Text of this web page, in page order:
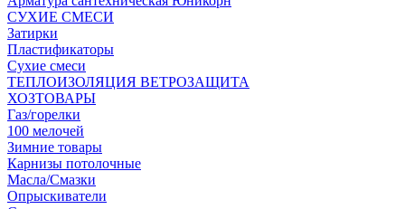
СУХИЕ СМЕСИ
Затирки
Пластификаторы
Сухие смеси
ТЕПЛОИЗОЛЯЦИЯ ВЕТРОЗАЩИТА
ХОЗТОВАРЫ
Газ/горелки
100 мелочей
Зимние товары
Карнизы потолочные
Масла/Смазки
Опрыскиватели